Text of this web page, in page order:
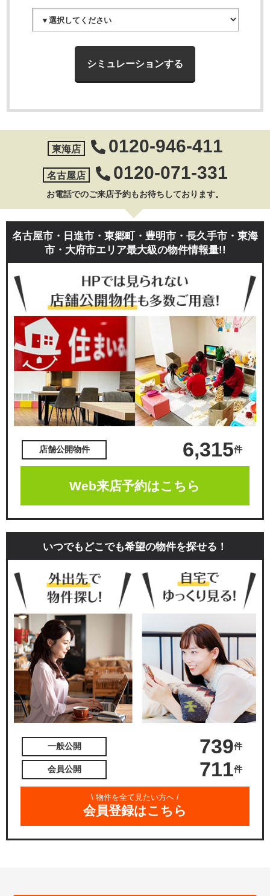
東海店 0120-946-411
名古屋店 0120-071-331
お電話でのご来店予約もお待ちしております。
名古屋市・日進市・東郷町・豊明市・長久手市・東海
市・大府市エリア最大級の物件情報量!!
店舗公開物件 6,315件
Web来店予約はこちら
いつでもどこでも希望の物件を探せる！
一般公開 739件
会員公開 711件
\ 物件を全て見たい方へ /
会員登録はこちら